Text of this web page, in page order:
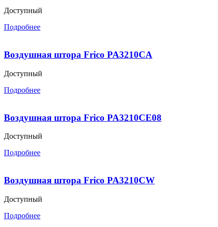
Доступный
Подробнее
Воздушная штора Frico PA3210CA
Доступный
Подробнее
Воздушная штора Frico PA3210CE08
Доступный
Подробнее
Воздушная штора Frico PA3210CW
Доступный
Подробнее